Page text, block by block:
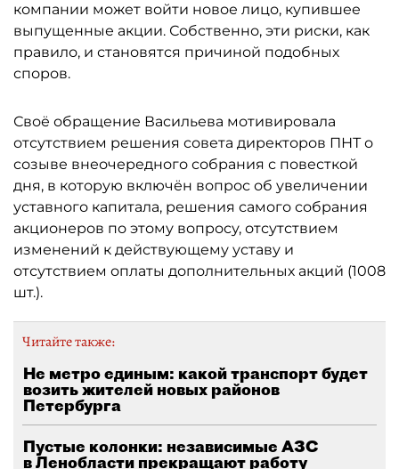
компании может войти новое лицо, купившее
выпущенные акции. Собственно, эти риски, как
правило, и становятся причиной подобных
споров.
Своё обращение Васильева мотивировала
отсутствием решения совета директоров ПНТ о
созыве внеочередного собрания с повесткой
дня, в которую включён вопрос об увеличении
уставного капитала, решения самого собрания
акционеров по этому вопросу, отсутствием
изменений к действующему уставу и
отсутствием оплаты дополнительных акций (1008
шт.).
Читайте также:
Не метро единым: какой транспорт будет
возить жителей новых районов
Петербурга
Пустые колонки: независимые АЗС
в Ленобласти прекращают работу